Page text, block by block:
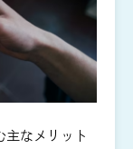
主なメリット